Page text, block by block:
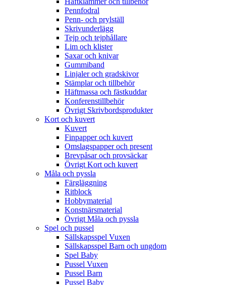
Pennfodral
Penn- och prylställ
Skrivunderlägg
Tejp och tejphållare
Lim och klister
Saxar och knivar
Gummiband
Linjaler och gradskivor
Stämplar och tillbehör
Häftmassa och fästkuddar
Konferenstillbehör
Övrigt Skrivbordsprodukter
Kort och kuvert
Kuvert
Finpapper och kuvert
Omslagspapper och present
Brevpåsar och provsäckar
Övrigt Kort och kuvert
Måla och pyssla
Färgläggning
Ritblock
Hobbymaterial
Konstnärsmaterial
Övrigt Måla och pyssla
Spel och pussel
Sällskapsspel Vuxen
Sällskapsspel Barn och ungdom
Spel Baby
Pussel Vuxen
Pussel Barn
Pussel Baby